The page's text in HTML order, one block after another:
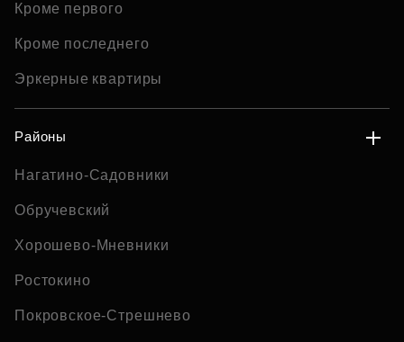
Кроме первого
Кроме последнего
Эркерные квартиры
Районы
Нагатино-Садовники
Обручевский
Хорошево-Мневники
Ростокино
Покровское-Стрешнево